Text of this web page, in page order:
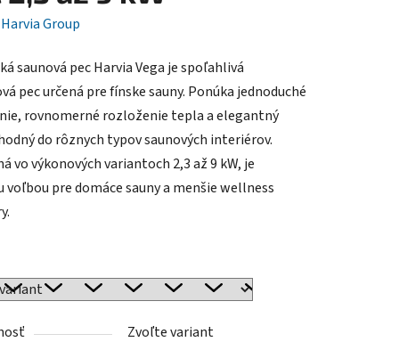
Harvia Group
saunová pec Harvia Vega je spoľahlivá
pec určená pre fínske sauny. Ponúka jednoduché
rovnomerné rozloženie tepla a elegantný
do rôznych typov saunových interiérov.
vo výkonových variantoch 2,3 až 9 kW, je
voľbou pre domáce sauny a menšie wellness
Zvoľte variant